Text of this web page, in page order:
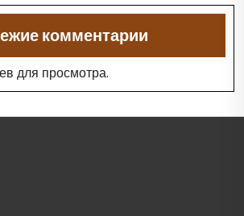
комментарии
для просмотра.